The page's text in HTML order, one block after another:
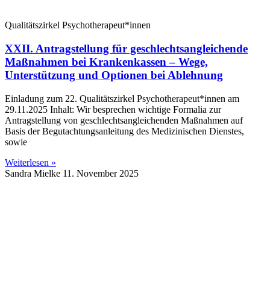
Qualitätszirkel Psychotherapeut*innen
XXII. Antragstellung für geschlechtsangleichende
Maßnahmen bei Krankenkassen – Wege,
Unterstützung und Optionen bei Ablehnung
Einladung zum 22. Qualitätszirkel Psychotherapeut*innen am
29.11.2025 Inhalt: Wir besprechen wichtige Formalia zur
Antragstellung von geschlechtsangleichenden Maßnahmen auf
Basis der Begutachtungsanleitung des Medizinischen Dienstes,
sowie
Weiterlesen »
Sandra Mielke 11. November 2025